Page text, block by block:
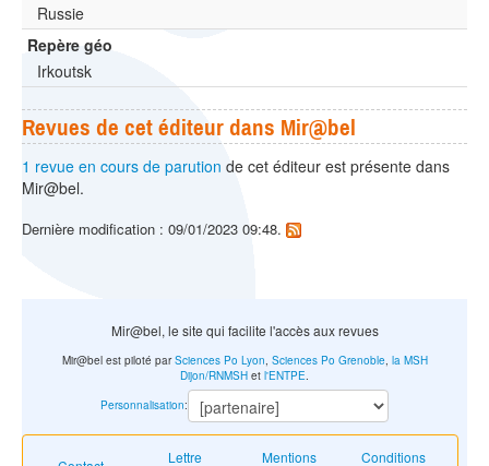
Russie
Repère géo
Irkoutsk
Revues de cet éditeur dans Mir@bel
1 revue en cours de parution de cet éditeur est présente dans
Mir@bel.
Dernière modification : 09/01/2023 09:48.
Mir@bel, le site qui facilite l'accès aux revues
Lettre
Mentions
Conditions
Mir@bel est piloté parSciences Po Lyon, Sciences Po Grenoble, la MSH
Dijon/RNMSH et l'ENTPE.
Personnalisation: